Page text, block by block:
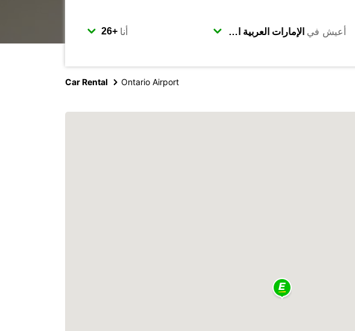
أنا أعيش في
Car Rental Ontario Airport